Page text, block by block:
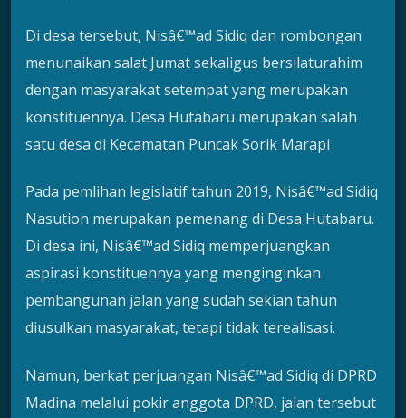
Di desa tersebut, Nisâ€™ad Sidiq dan rombongan
menunaikan salat Jumat sekaligus bersilaturahim
dengan masyarakat setempat yang merupakan
konstituennya. Desa Hutabaru merupakan salah
satu desa di Kecamatan Puncak Sorik Marapi
Pada pemlihan legislatif tahun 2019, Nisâ€™ad Sidiq
Nasution merupakan pemenang di Desa Hutabaru.
Di desa ini, Nisâ€™ad Sidiq memperjuangkan
aspirasi konstituennya yang menginginkan
pembangunan jalan yang sudah sekian tahun
diusulkan masyarakat, tetapi tidak terealisasi.
Namun, berkat perjuangan Nisâ€™ad Sidiq di DPRD
Madina melalui pokir anggota DPRD, jalan tersebut